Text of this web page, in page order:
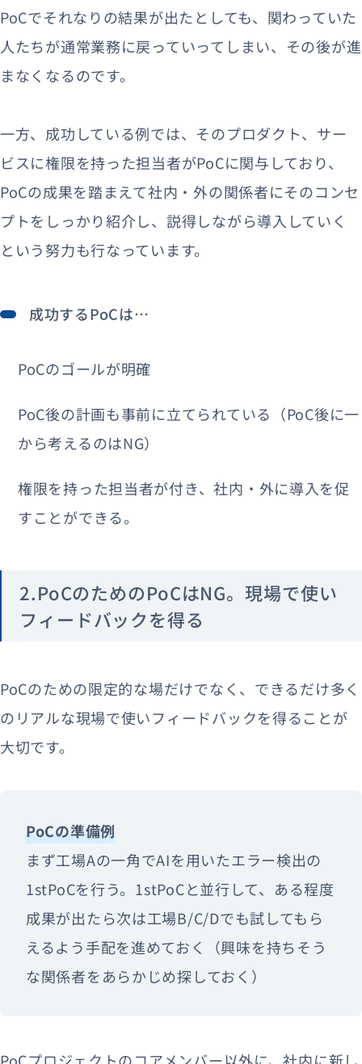
PoCでそれなりの結果が出たとしても、関わっていた
人たちが通常業務に戻っていってしまい、その後が進
まなくなるのです。
一方、成功している例では、そのプロダクト、サー
ビスに権限を持った担当者がPoCに関与しており、
PoCの成果を踏まえて社内・外の関係者にそのコンセ
プトをしっかり紹介し、説得しながら導入していく
という努力も行なっています。
成功するPoCは…
PoCのゴールが明確
PoC後の計画も事前に立てられている（PoC後に一
から考えるのはNG）
権限を持った担当者が付き、社内・外に導入を促
すことができる。
2.PoCのためのPoCはNG。現場で使い
フィードバックを得る
PoCのための限定的な場だけでなく、できるだけ多く
のリアルな現場で使いフィードバックを得ることが
大切です。
PoCの準備例
まず工場Aの一角でAIを用いたエラー検出の
1stPoCを行う。1stPoCと並行して、ある程度
成果が出たら次は工場B/C/Dでも試してもら
えるよう手配を進めておく（興味を持ちそう
な関係者をあらかじめ探しておく）